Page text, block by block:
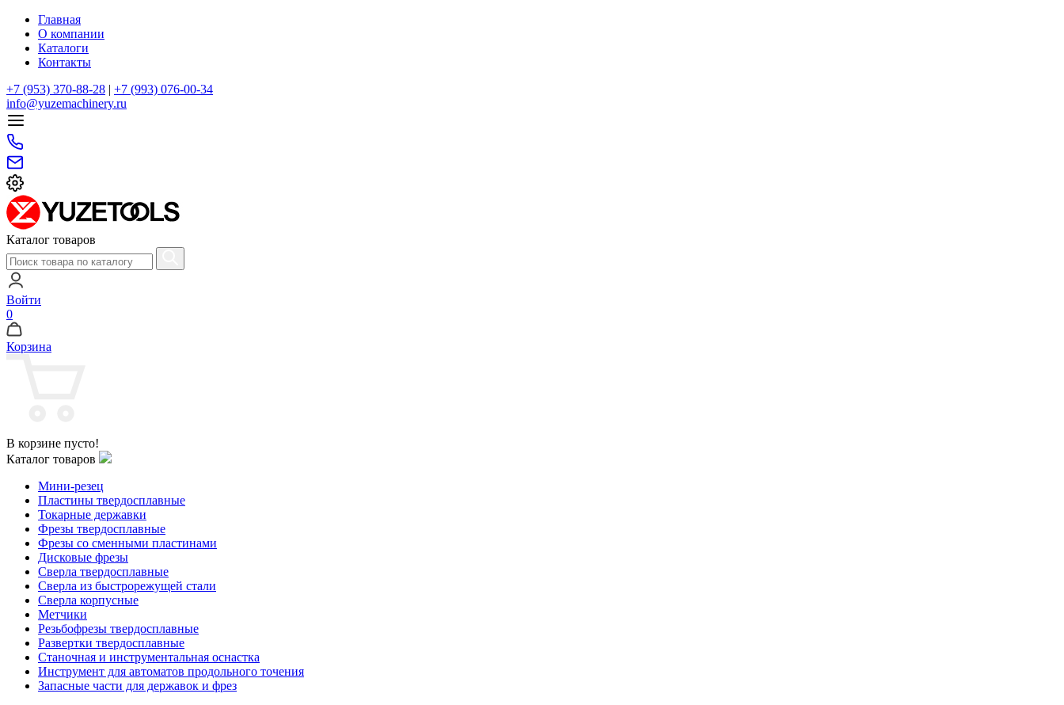
Главная
О компании
Каталоги
Контакты
+7 (953) 370-88-28 | +7 (993) 076-00-34
info@yuzemachinery.ru
Каталог товаров
Войти
0
Корзина
В корзине пусто!
Каталог товаров
Мини-резец
Пластины твердосплавные
Токарные державки
Фрезы твердосплавные
Фрезы со сменными пластинами
Дисковые фрезы
Сверла твердосплавные
Сверла из быстрорежущей стали
Сверла корпусные
Метчики
Резьбофрезы твердосплавные
Развертки твердосплавные
Станочная и инструментальная оснастка
Инструмент для автоматов продольного точения
Запасные части для державок и фрез